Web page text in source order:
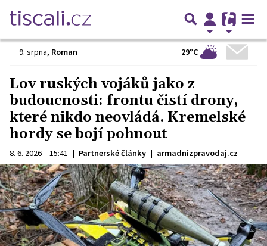
9. srpna, Roman 29°C
Lov ruských vojáků jako z
budoucnosti: frontu čistí drony,
které nikdo neovládá. Kremelské
hordy se bojí pohnout
8. 6. 2026 – 15:41 | Partnerské články | armadnizpravodaj.cz